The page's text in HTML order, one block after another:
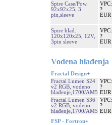
Spire Case/Pow.
92x92x25, 3
pin,sleeve
VPC:
?
EUR
Spire hlad.
120x120x25, 12V,
3pin sleeve
VPC:
?
EUR
Vodena hlađenja
Fractal Design+
Fractal Lumen S24
v2 RGB, vodeno
hlađenje,1700/AM5
VPC:
?
EUR
Fractal Lumen S36
v2 RGB, vodeno
hlađenje,1700/AM5
VPC:
?
EUR
FSP - Fortron+